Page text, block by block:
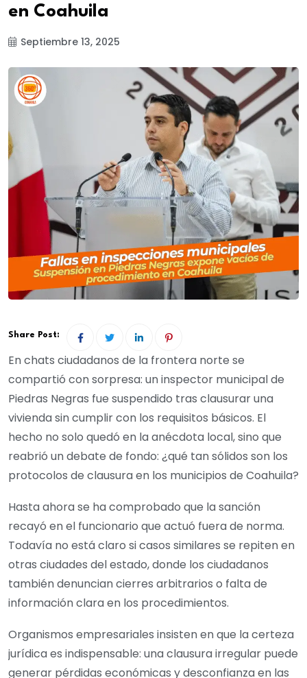
en Coahuila
Septiembre 13, 2025
Share Post:
En chats ciudadanos de la frontera norte se
compartió con sorpresa: un inspector municipal de
Piedras Negras fue suspendido tras clausurar una
vivienda sin cumplir con los requisitos básicos. El
hecho no solo quedó en la anécdota local, sino que
reabrió un debate de fondo: ¿qué tan sólidos son los
protocolos de clausura en los municipios de Coahuila?
Hasta ahora se ha comprobado que la sanción
recayó en el funcionario que actuó fuera de norma.
Todavía no está claro si casos similares se repiten en
otras ciudades del estado, donde los ciudadanos
también denuncian cierres arbitrarios o falta de
información clara en los procedimientos.
Organismos empresariales insisten en que la certeza
jurídica es indispensable: una clausura irregular puede
generar pérdidas económicas y desconfianza en las